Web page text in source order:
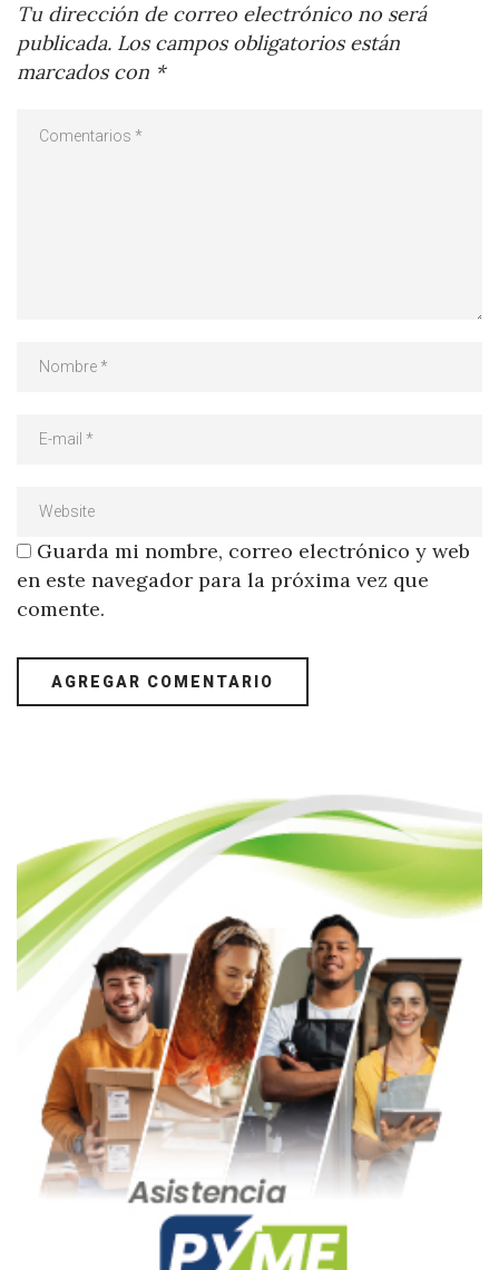
Tu dirección de correo electrónico no será
publicada. Los campos obligatorios están
marcados con *
Guarda mi nombre, correo electrónico y web
en este navegador para la próxima vez que
comente.